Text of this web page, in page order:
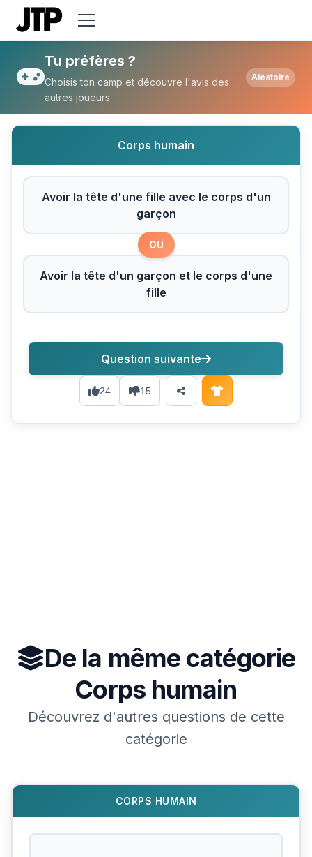
Tu préfères Avoir la tête d'une fille
Tu préfères ?
Choisis ton camp et découvre l'avis des
autres joueurs
Aléatoire
Corps humain
Avoir la tête d'une fille avec le corps d'un
garçon
OU
Avoir la tête d'un garçon et le corps d'une
fille
24 15
Question suivante
De la même catégorie
Corps humain
Découvrez d'autres questions de cette
catégorie
CORPS HUMAIN